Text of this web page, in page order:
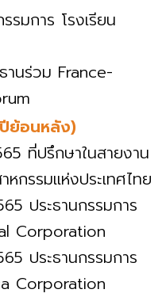
มการ โรงเรียน
นร่วม France-
ย้อนหลัง)
ที่ปรึกษาในสายงาน
กรรมแห่งประเทศไทย
ประธานกรรมการ
Corporation
ประธานกรรมการ
Corporation